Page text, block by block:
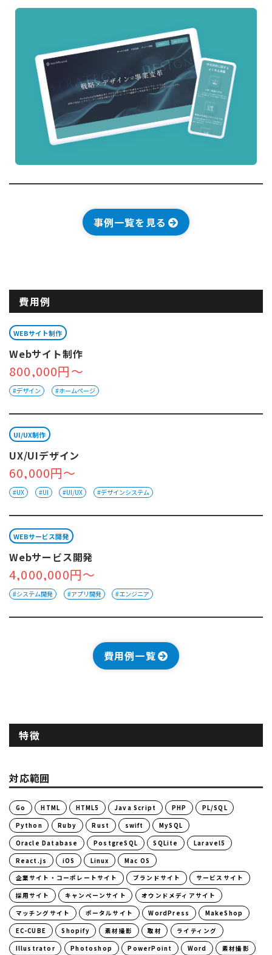
事例一覧を見る
費用例
WEBサイト制作
Webサイト制作
800,000円～
#デザイン #ホームページ
UI/UX制作
UX/UIデザイン
60,000円～
#UX #UI #UI/UX #デザインシステム
WEBサービス開発
Webサービス開発
4,000,000円～
#システム開発 #アプリ開発 #エンジニア
費用例一覧
特徴
対応範囲
Go HTML HTML5 Java Script PHP PL/SQL
Python Ruby Rust swift MySQL
Oracle Database PostgreSQL SQLite Laravel5
React.js iOS Linux Mac OS
企業サイト・コーポレートサイト ブランドサイト サービスサイト
採用サイト キャンペーンサイト オウンドメディアサイト
マッチングサイト ポータルサイト WordPress MakeShop
EC-CUBE Shopify 素材撮影 取材 ライティング
Illustrator Photoshop PowerPoint Word 素材撮影